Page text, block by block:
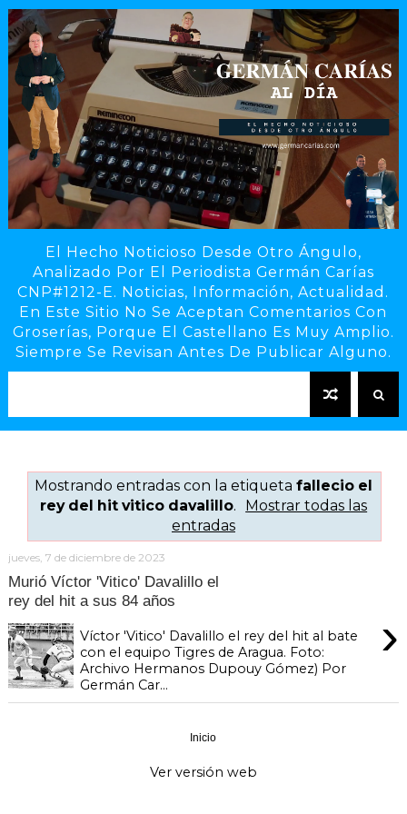
El Hecho Noticioso Desde Otro Ángulo,
Analizado Por El Periodista Germán Carías
CNP#1212-E. Noticias, Información, Actualidad.
En Este Sitio No Se Aceptan Comentarios Con
Groserías, Porque El Castellano Es Muy Amplio.
Siempre Se Revisan Antes De Publicar Alguno.
Mostrando entradas con la etiqueta fallecio el
rey del hit vitico davalillo.
Mostrar todas las
entradas
jueves, 7 de diciembre de 2023
Murió Víctor 'Vitico' Davalillo el
rey del hit a sus 84 años
›
Víctor 'Vitico' Davalillo el rey del hit al bate
con el equipo Tigres de Aragua. Foto:
Archivo Hermanos Dupouy Gómez) Por
Germán Car...
Inicio
Ver versión web